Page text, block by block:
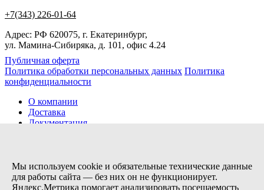
+7(343) 226-01-64
Адрес: РФ 620075, г. Екатеринбург,
ул. Мамина-Сибиряка, д. 101, офис 4.24
Публичная оферта
Политика обработки персональных данных Политика
конфиденциальности
О компании
Доставка
Документация
Контакты
Мы используем cookie и обязательные технические данные
для работы сайта — без них он не функционирует.
Яндекс.Метрика помогает анализировать посещаемость